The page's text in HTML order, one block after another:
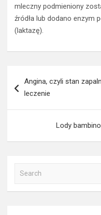
mleczny podmieniony
źródła lub dodano enzym
(laktazę).
wpisu
Angina, czyli stan
leczenie
Lody
a